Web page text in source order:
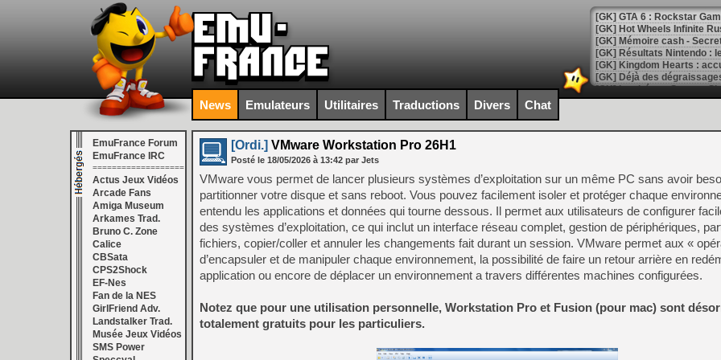
[GK] GTA 6 : Rockstar
[GK] Hot Wheels Infinite
[GK] Mémoire cash -
[GK] Résultats Nintendo :
[GK] Déjà des
[Mo5] Brickboy cherche à
[GK] Minecraft et ses «
[GK] Beast of
[GK] Ubisoft : fin de partie
[GK] Mémoire cash -
[GK] Dan Houser (GTA)
[GK] Comment EA Sports
[GK] Crimson Moon : un
[GK] Isle of Reveries : le
[GK] Moonlighter 2 : The
[GK] Capcom relance
[Mo5] Deux inédits du
[GK] Le beat'em up The
[GK] Endless Legend 2 :
News Emulateurs Utilitaires Traductions Divers Chat
EmuFrance Forum
EmuFrance IRC
===================
Actus Jeux Vidéos
Arcade Fans
Amiga Museum
Arkames Trad.
Bruno C. Zone
Calice
CBSata
CPS2Shock
EF-Nes
Fan de la NES
GirlFriend Adv.
Landstalker Trad.
Musée Jeux Vidéos
SMS Power
[Ordi.] VMware Workstation Pro 26H1
Posté le 18/05/2026 à 13:42 par Jets
VMware vous permet de lancer plusieurs systèmes d’exploitation sur un même PC sans avoir
partitionner votre disque et sans reboot. Vous pouvez facilement isoler et protéger chaque
entendu les applications et données qui tourne dessous. Il permet aux utilisateurs de configurer
des systèmes d’exploitation, ce qui inclut un interface réseau complet, gestion de périphériques,
fichiers, copier/coller et annuler les changements fait durant un session. VMware permet aux «
d’encapsuler et de manipuler chaque environnement, la possibilité de faire un retour arrière en
application ou encore de déplacer un environnement a travers différentes machines configurées.
Notez que pour une utilisation personnelle, Workstation Pro et Fusion (pour mac) sont
totalement gratuits pour les particuliers.